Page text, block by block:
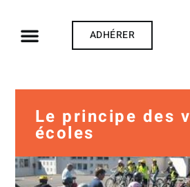
ADHÉRER
Le principe des
écoles